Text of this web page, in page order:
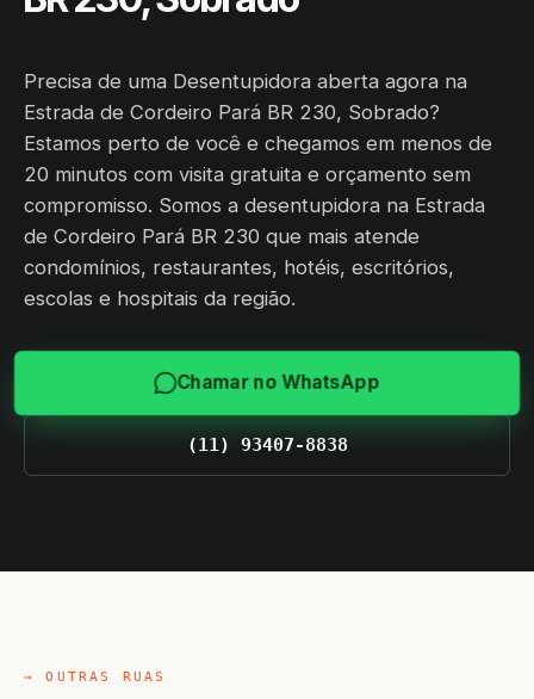
Precisa de uma Desentupidora aberta agora na
Estrada de Cordeiro Pará BR 230, Sobrado?
Estamos perto de você e chegamos em menos de
20 minutos com visita gratuita e orçamento sem
compromisso. Somos a desentupidora na Estrada
de Cordeiro Pará BR 230 que mais atende
condomínios, restaurantes, hotéis, escritórios,
escolas e hospitais da região.
Chamar no WhatsApp
(11) 93407-8838
→ OUTRAS RUAS